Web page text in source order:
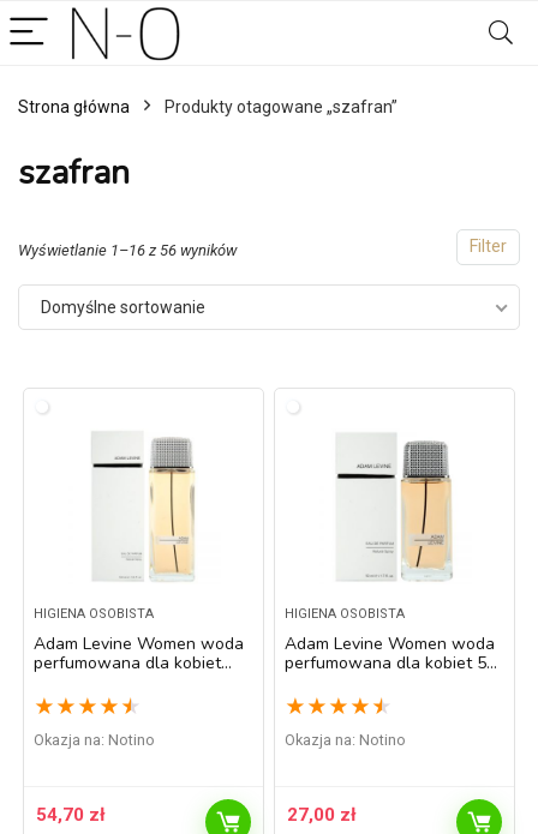
Strona główna Produkty otagowane „szafran”
szafran
Filter
Wyświetlanie 1–16 z 56 wyników
Domyślne sortowanie
HIGIENA OSOBISTA
Adam Levine Women woda
perfumowana dla kobiet
★ ★ ★ ★ ★
Okazja na: Notino
54,70 zł
HIGIENA OSOBISTA
Adam Levine Women woda
perfumowana dla kobiet 50
★ ★ ★ ★ ★
Okazja na: Notino
27,00 zł